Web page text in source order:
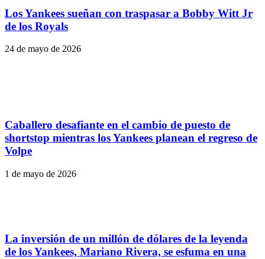
Los Yankees sueñan con traspasar a Bobby Witt Jr
de los Royals
24 de mayo de 2026
Caballero desafiante en el cambio de puesto de
shortstop mientras los Yankees planean el regreso de
Volpe
1 de mayo de 2026
La inversión de un millón de dólares de la leyenda
de los Yankees, Mariano Rivera, se esfuma en una